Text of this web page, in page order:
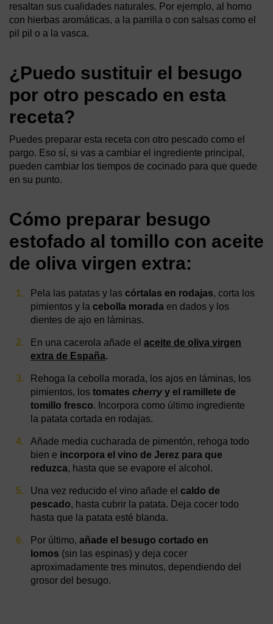
resaltan sus cualidades naturales. Por ejemplo, al horno
con hierbas aromáticas, a la parrilla o con salsas como el
pil pil o a la vasca.
¿Puedo sustituir el besugo
por otro pescado en esta
receta?
Puedes preparar esta receta con otro pescado como el
pargo. Eso sí, si vas a cambiar el ingrediente principal,
pueden cambiar los tiempos de cocinado para que quede
en su punto.
Cómo preparar besugo
estofado al tomillo con aceite
de oliva virgen extra:
Pela las patatas y las córtalas en rodajas, corta los
pimientos y la cebolla morada en dados y los
dientes de ajo en láminas.
En una cacerola añade el aceite de oliva virgen
extra de España.
Rehoga la cebolla morada, los ajos en láminas, los
pimientos, los tomates cherry y el ramillete de
tomillo fresco. Incorpora como último ingrediente
la patata cortada en rodajas.
Añade media cucharada de pimentón, rehoga todo
bien e incorpora el vino de Jerez para que
reduzca, hasta que se evapore el alcohol.
Una vez reducido el vino añade el caldo de
pescado, hasta cubrir la patata. Deja cocer todo
hasta que la patata esté blanda.
Por último, añade el besugo cortado en
lomos (sin las espinas) y deja cocer
aproximadamente tres minutos, dependiendo del
grosor del besugo.